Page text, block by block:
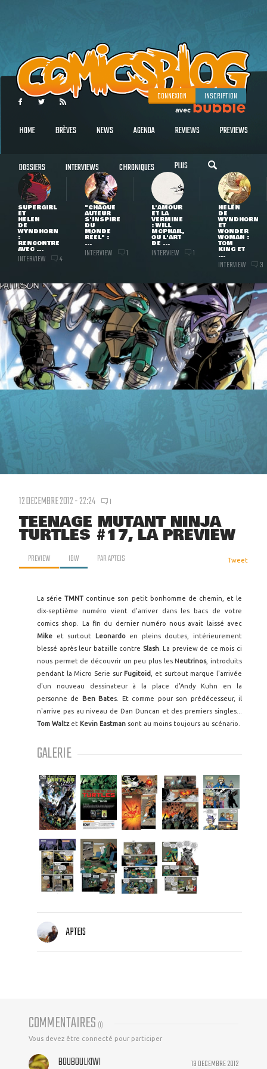
CONNEXION INSCRIPTION
HOME BRÈVES NEWS AGENDA REVIEWS PREVIEWS
DOSSIERS INTERVIEWS CHRONIQUES PLUS
SUPERGIRL
ET
HELEN
DE
WYNDHORN
:
RENCONTRE
AVEC ...
INTERVIEW 4
"CHAQUE
AUTEUR
S'INSPIRE
DU
MONDE
RÉEL" :
...
INTERVIEW 1
L'AMOUR
ET LA
VERMINE
: WILL
MCPHAIL,
OU L'ART
DE ...
INTERVIEW 1
HELEN
DE
WYNDHORN
ET
WONDER
WOMAN :
TOM
KING ET
...
INTERVIEW 3
12 DECEMBRE 2012 - 22:24 1
TEENAGE MUTANT NINJA
TURTLES #17, LA PREVIEW
PREVIEW IDW PARAPTEIS Tweet
La sérieTMNT continue son petit bonhomme de chemin, et le
dix-septième numéro vient d'arriver dans les bacs de votre
comics shop. La fin du dernier numéro nous avait laissé avec
Mike et surtout Leonardoen pleins doutes, intérieurement
blessé après leur bataille contre Slash. La preview de ce mois ci
nous permet de découvrir un peu plus les Neutrinos, introduits
pendant la Micro Serie sur Fugitoid
, et surtout marque l'arrivée
d'un nouveau dessinateur à la place d'Andy Kuhn en la
personne de Ben Bates. Et comme pour son prédécesseur, il
n'arrive pas au niveau de Dan Duncan et des premiers singles...
Tom Waltzet Kevin Eastman sont au moins toujours au scénario.
GALERIE
APTEIS
COMMENTAIRES (1)
Vous devez être connecté pour participer
13 DECEMBRE 2012
BOUBOULKIWI